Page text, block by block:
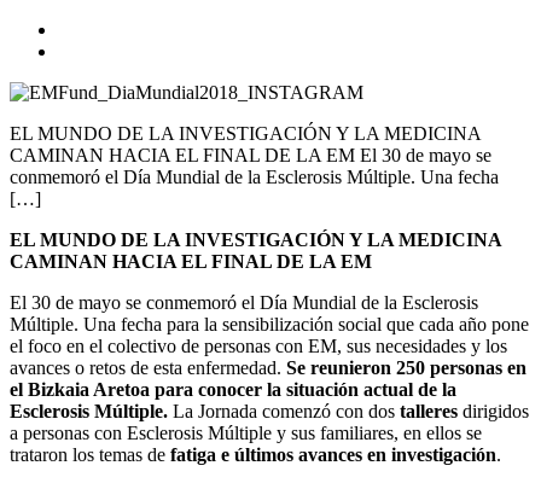
EL MUNDO DE LA INVESTIGACIÓN Y LA MEDICINA
CAMINAN HACIA EL FINAL DE LA EM El 30 de mayo se
conmemoró el Día Mundial de la Esclerosis Múltiple. Una fecha
[…]
EL MUNDO DE LA INVESTIGACIÓN Y LA MEDICINA
CAMINAN HACIA EL FINAL DE LA EM
El 30 de mayo se conmemoró el Día Mundial de la Esclerosis
Múltiple. Una fecha para la sensibilización social que cada año pone
el foco en el colectivo de personas con EM, sus necesidades y los
avances o retos de esta enfermedad. Se reunieron 250 personas en
el Bizkaia Aretoa para conocer la situación actual de la
Esclerosis Múltiple. La Jornada comenzó con dos talleres dirigidos
a personas con Esclerosis Múltiple y sus familiares, en ellos se
trataron los temas de fatiga e últimos avances en investigación.